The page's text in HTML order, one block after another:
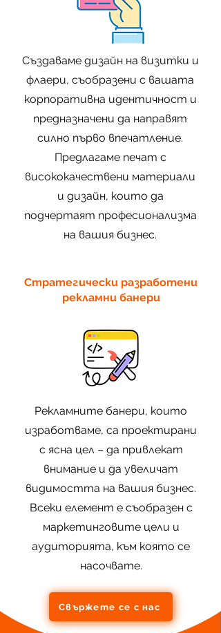
Създаваме дизайн на визитки и
флаери, съобразени с вашата
корпоративна идентичност и
предназначени да направят
силно първо впечатление.
Предлагаме печат с
висококачествени материали
и дизайн, които да
подчертаят професионализма
на вашия бизнес.
Стратегически разработени
рекламни банери
Рекламните банери, които
изработваме, са проектирани
с ясна цел – да привлекат
внимание и да увеличат
видимостта на вашия бизнес.
Всеки елемент е съобразен с
маркетинговите цели и
аудиторията, към която се
насочвате.
Свържете се с нас